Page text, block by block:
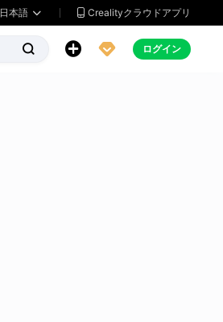
日本語   Crealityクラウドアプリ
   ログイン